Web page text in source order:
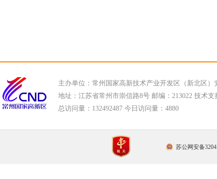
主办单位：常州国家高新技术产业开发区（新北区）
地址：江苏省常州市崇信路8号 邮编：213022 技术支
总访问量： 132492487 今日访问量： 4880
苏公网安备